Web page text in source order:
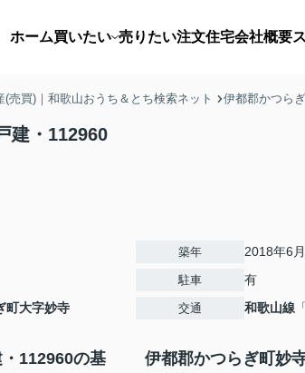
ホーム買いたい
土地
売りたい注文住宅会社概要
売買)｜和歌山おうち＆とち検索ネット 伊都郡かつら
建・112960
町大字妙寺
築年 2018年6
駐車 有
交通 和歌山線 「
112960の基
伊都郡かつらぎ町妙